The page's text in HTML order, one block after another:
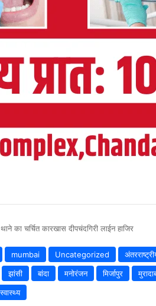
का चर्चित कारखास दीपचंदगिरी लाईन हाजिर
mumbai Uncategorized
झांसी बांदा मनोरंजन मिर्जापुर
स्वास्थ्य